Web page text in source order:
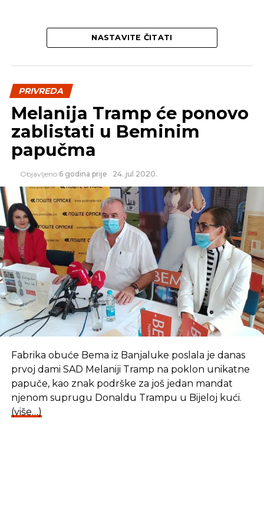
NASTAVITE ČITATI
PRIVREDA
Melanija Tramp će ponovo
zablistati u Beminim
papučma
Objavljeno 6 godina prije 24. jul 2020.
Fabrika obuće Bema iz Banjaluke poslala je danas
prvoj dami SAD Melaniji Tramp na poklon unikatne
papuče, kao znak podrške za još jedan mandat
njenom suprugu Donaldu Trampu u Bijeloj kući.
(više…)